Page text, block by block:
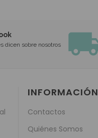
dicen sobre nosotros
INFORMACIÓN
Contactos
Quiénes Somos